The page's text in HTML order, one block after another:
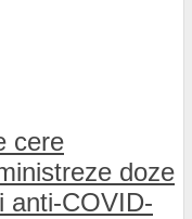
cere
doze
anti-COVID-